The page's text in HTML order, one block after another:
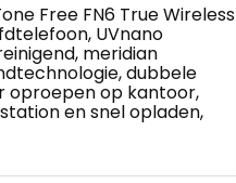
Free FN6 True Wireless
UVnano
meridian
dubbele
oproepen op kantoor,
en snel opladen,